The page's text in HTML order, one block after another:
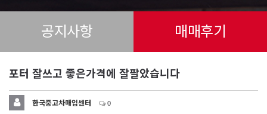
공지사항 매매후기
포터 잘쓰고 좋은가격에 잘팔았습니다
한국중고차매입센터 0